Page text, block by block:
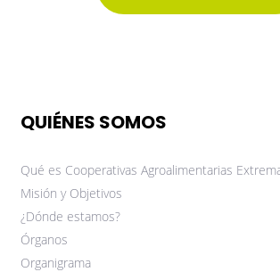
QUIÉNES SOMOS
Qué es Cooperativas Agroalimentarias
Misión y Objetivos
¿Dónde estamos?
Órganos
Organigrama